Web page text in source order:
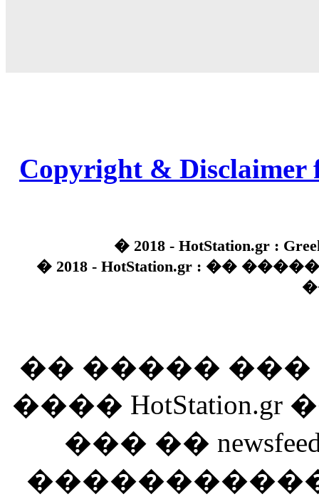
Copyright & Disclaimer
� 2018 - HotStation.gr :
� 2018 - HotStation.gr : ��
�� �����
����
��� ��